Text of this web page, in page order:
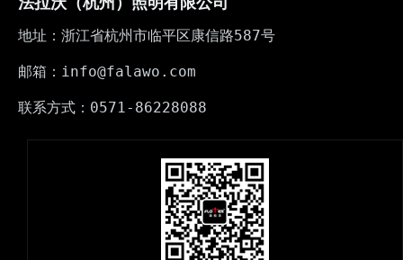
地址：浙江省杭州市临平区康信路587号
邮箱：info@falawo.com
联系方式：0571-86228088